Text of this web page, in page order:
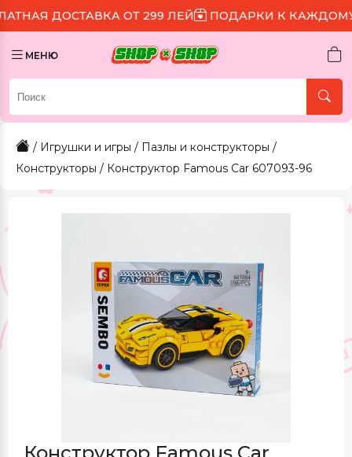
ОТ 299 ЛЕЙ ПОДАРКИ К КАЖДОМУ ЗАКАЗУ
МЕНЮ
/ Игрушки и игры / Пазлы и конструкторы /
Конструкторы / Конструктор Famous Car 607093-96